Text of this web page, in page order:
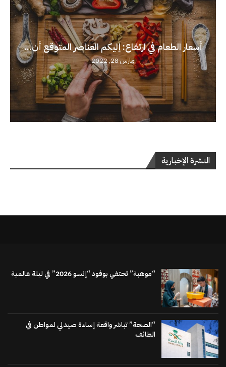
أسعار الطعام في ارتفاع: إليكم العناصر المتوقع أن...
مارس 28, 2022
النشرة الإخبارية
“موهبة” تحتفي بوفود “إنسو 2026” في ليلة عالمية
“الصحة” تباشر واقعة إساءة صيدلي لمواطن في
الطائف